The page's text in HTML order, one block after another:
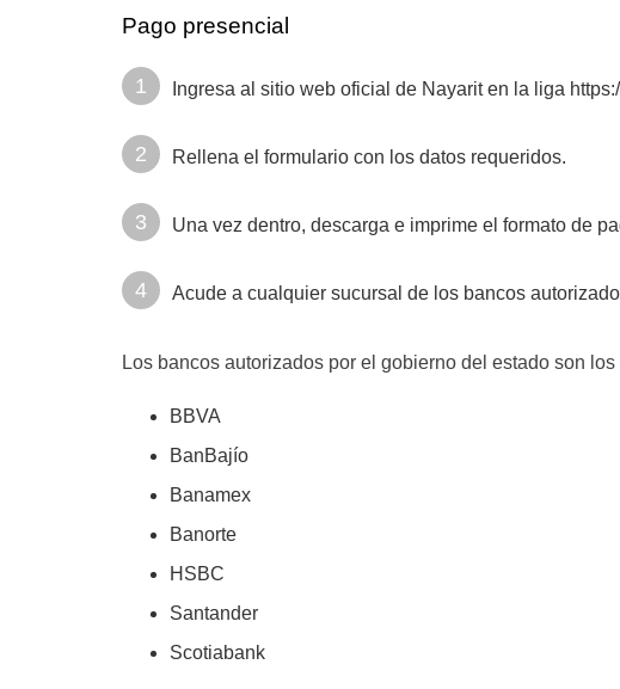
Pago presencial
Ingresa al sitio web oficial de Nayarit en la liga
Rellena el formulario con los datos requeridos.
Una vez dentro, descarga e imprime el formato de
Acude a cualquier sucursal de los bancos
Los bancos autorizados por el gobierno del estado son
BBVA
BanBajío
Banamex
Banorte
HSBC
Santander
Scotiabank